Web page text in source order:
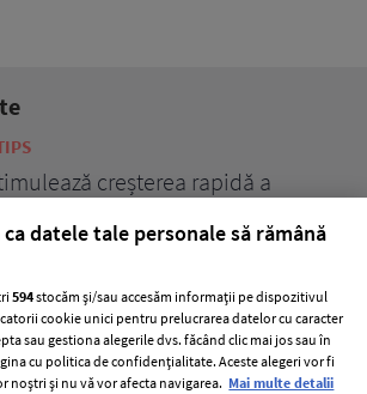
creșterea rapidă a
ca datele tale personale să rămână
594stocăm și/sau accesăm informații pe dispozitivul
cookie unici pentru prelucrarea datelor cu caracter
sau gestiona alegerile dvs. făcând clic mai jos sau în
cu politica de confidențialitate. Aceste alegeri vor fi
noștri și nu vă vor afecta navigarea. Mai multe detalii